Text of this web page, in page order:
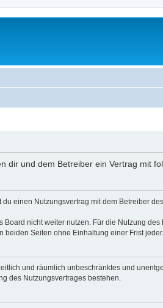
dir und dem Betreiber ein Vertrag mit
du einen Nutzungsvertrag mit dem Betreiber
nicht weiter nutzen. Für die Nutzung
beiden Seiten ohne Einhaltung einer Frist
und räumlich unbeschränktes und
des Nutzungsvertrages bestehen.